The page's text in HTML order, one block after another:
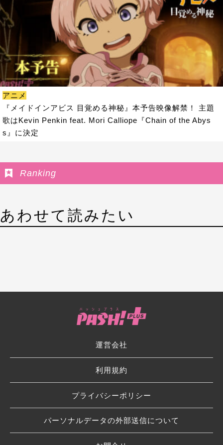
アニメ
『メイドインアビス 目覚める神秘』本予告映像解禁！ 主題
歌はKevin Penkin feat. Mori Calliope『Chain of the Abys
s』に決定
Ranking
あわせて読みたい
運営会社
利用規約
プライバシーポリシー
パーソナルデータの外部送信について